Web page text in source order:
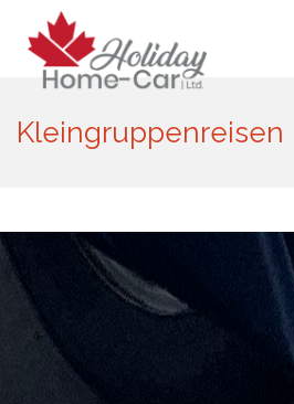
Kleingruppenreisen